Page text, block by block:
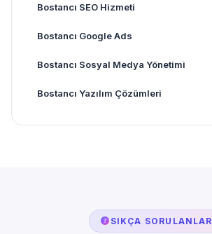
Bostancı SEO Hizmeti
Bostancı Google Ads
Bostancı Sosyal Medya Yönetimi
Bostancı Yazılım Çözümleri
SIKÇA SORULANLAR